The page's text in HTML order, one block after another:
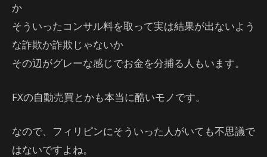
か
そういったコンサル料を取って実は結果が出ないよう
な詐欺か詐欺じゃないか
その辺がグレーな感じでお金を分捕る人もいます。
FXの自動売買とかも本当に酷いモノです。
なので、フィリピンにそういった人がいても不思議で
はないですよね。